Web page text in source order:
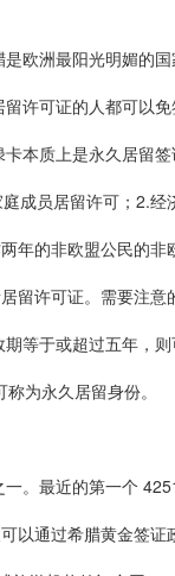
欧洲最阳光明媚的
许可证的人都可以
卡本质上是永久居留
成员居留许可；2.
年的非欧盟公民的非
留许可证。需要注
等于或超过五年，
为永久居留身份。
。最近的第一个
以通过希腊黄金签